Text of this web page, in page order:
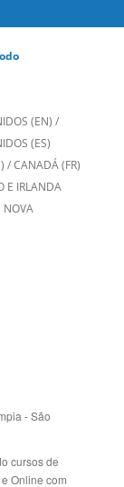
(EN) /
(ES)
/CANADÁ (FR)
E IRLANDA
NOVA
- São
cursos de
Online com